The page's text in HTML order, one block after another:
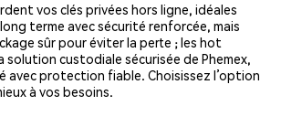
vos clés privées hors ligne, idéales
terme avec sécurité renforcée, mais
sûr pour éviter la perte ; les hot
solution custodiale sécurisée de Phemex,
avec protection fiable. Choisissez l’option
à vos besoins.